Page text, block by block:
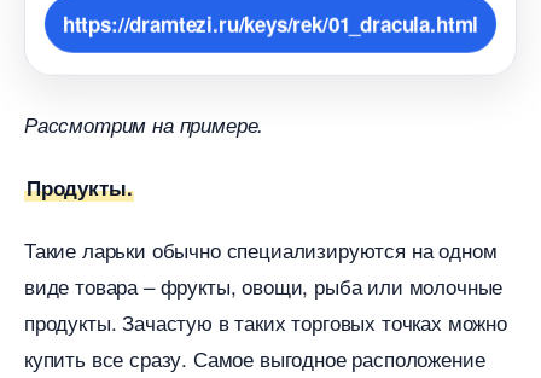
https://dramtezi.ru/keys/rek/01_dracula.html
Рассмотрим на примере.
Продукты.
Такие ларьки обычно специализируются на одном
иде товара – фрукты, овощи, рыба или молочные
продукты. Зачастую в таких торговых точках можно
купить все сразу. Самое выгодное расположение